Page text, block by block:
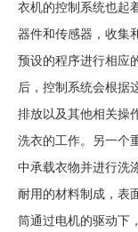
衣机的控制系统也起
器件和传感器，收集
预设的程序进行相应
后，控制系统会根据
排放以及其他相关操
洗衣的工作。另一个
中承载衣物并进行洗
耐用的材料制成，表
筒通过电机的驱动下